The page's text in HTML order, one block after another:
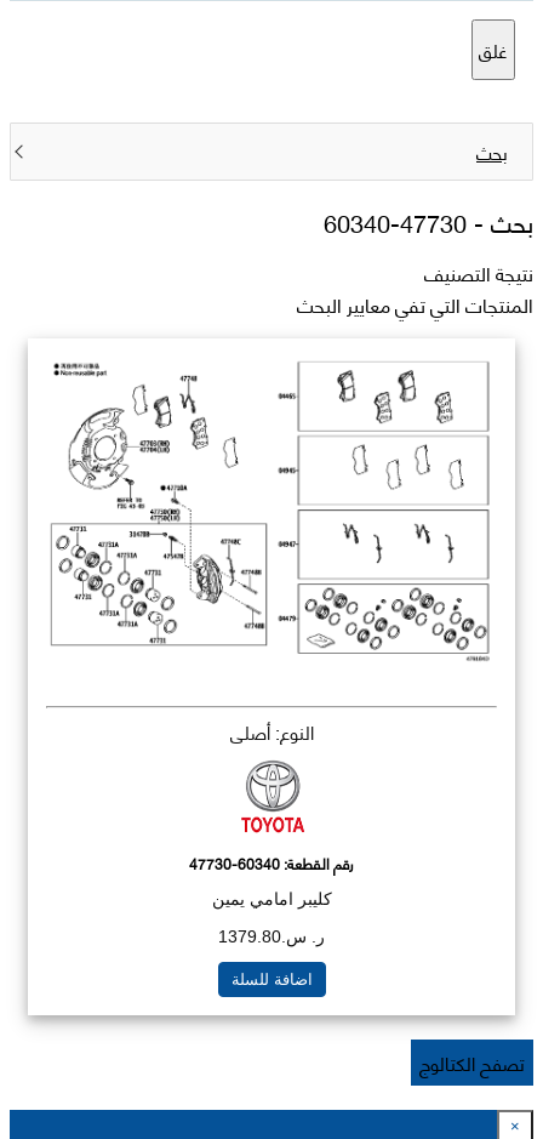
غلق
بحث
بحث -47730-60340
نتيجة التصنيف
المنتجات التي تفي معايير البحث
النوع: أصلي
رقم القطعة:47730-60340
كليبر امامي يمين
ر. س.1379.80
اضافة للسلة
تصفح الكتالوج
×